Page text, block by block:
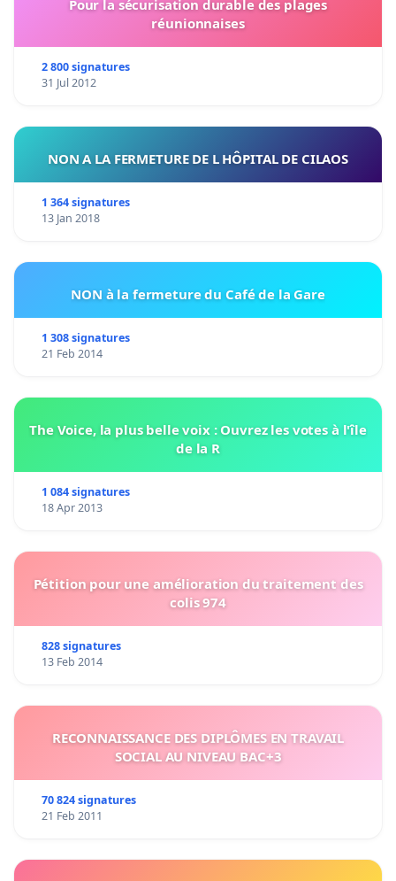
Pour la sécurisation durable des plages
réunionnaises
2 800 signatures
31 Jul 2012
NON A LA FERMETURE DE L HÔPITAL DE CILAOS
1 364 signatures
13 Jan 2018
NON à la fermeture du Café de la Gare
1 308 signatures
21 Feb 2014
The Voice, la plus belle voix : Ouvrez les votes à l'île
de la R
1 084 signatures
18 Apr 2013
Pétition pour une amélioration du traitement des
colis 974
828 signatures
13 Feb 2014
RECONNAISSANCE DES DIPLÔMES EN TRAVAIL
SOCIAL AU NIVEAU BAC+3
70 824 signatures
21 Feb 2011